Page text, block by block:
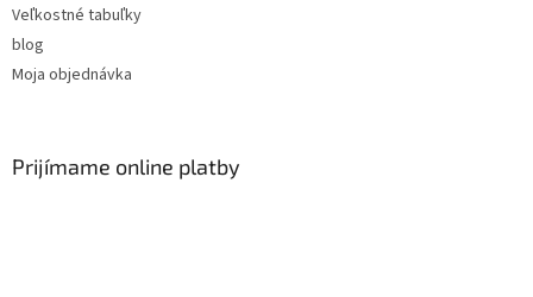
Veľkostné tabuľky
blog
Moja objednávka
Prijímame online platby